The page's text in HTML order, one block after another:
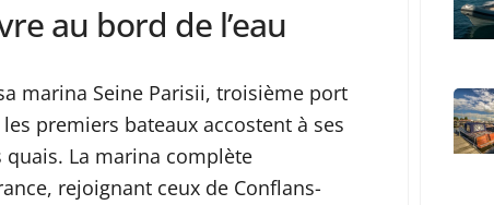
au bord de l’eau
marina Seine Parisii, troisième port
premiers bateaux accostent à ses
La marina complète
rejoignant ceux de Conflans-